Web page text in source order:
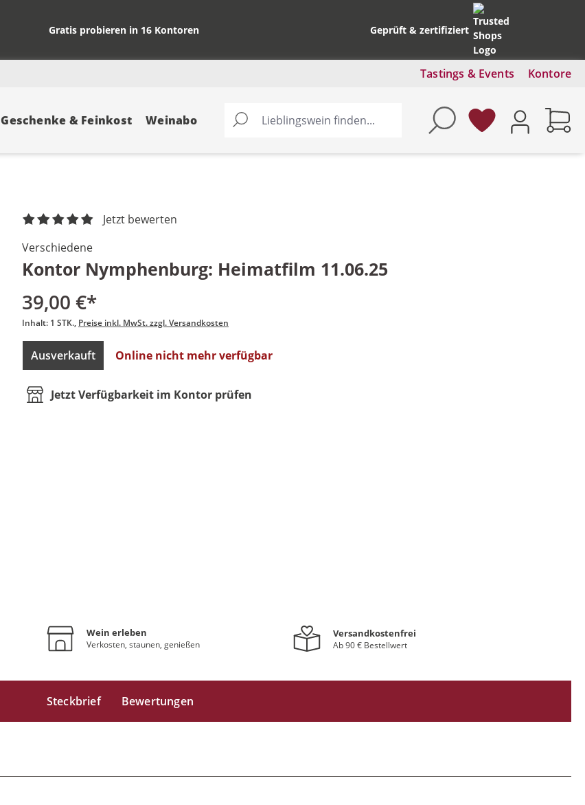
Gratis probieren in 16 Kontoren Geprüft & zertifiziert
Tastings & Events Kontore
Geschenke & Feinkost Weinabo
Jetzt bewerten
Verschiedene
Kontor Nymphenburg: Heimatfilm 11.06.25
39,00 €*
Inhalt: 1 STK. Preise inkl. MwSt. zzgl. Versandkosten
Ausverkauft Online nicht mehr verfügbar
Jetzt Verfügbarkeit im Kontor prüfen
Wein erleben
Verkosten, staunen, genießen
Versandkostenfrei
Ab 90 € Bestellwert
Steckbrief Bewertungen